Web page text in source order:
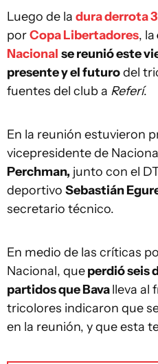
Luego de la dura derrota
porCopa Libertadores, la
Nacional se reunió este
presente y el futurodel
fuentes del club a Referí.
En la reunión estuvieron
vicepresidente de
Perchman, junto con el
deportivo Sebastián
secretario técnico.
En medio de las críticas
Nacional, queperdió seis
partidos que Bavalleva al
tricolores indicaron que
en la reunión, y que esta